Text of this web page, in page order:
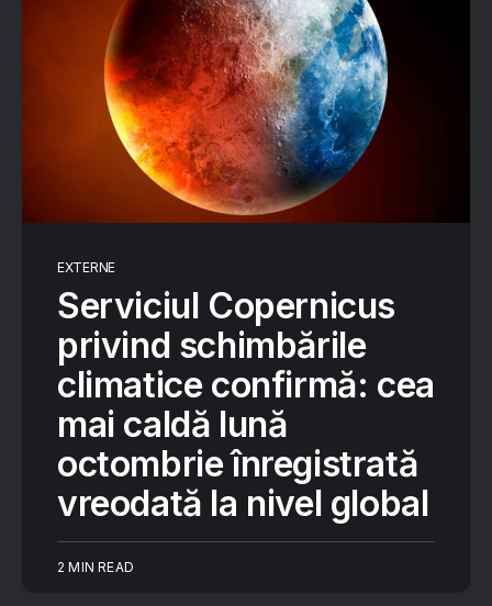
EXTERNE
Serviciul Copernicus
privind schimbările
climatice confirmă: cea
mai caldă lună
octombrie înregistrată
vreodată la nivel global
2 MIN READ